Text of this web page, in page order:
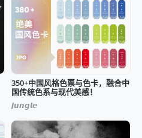
350+中国风格色票与色卡，融合中
国传统色系与现代美感！
𝙅𝙪𝙣𝙜𝙡𝙚